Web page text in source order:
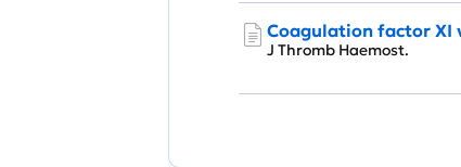
Coagulation factor XI
J Thromb Haemost.